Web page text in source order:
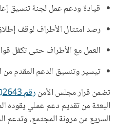
قيادة ودعم عمل لجنة تنسيق
رصد امتثال الأطراف لوقف
العمل مع الأطراف حتى تكفل
تيسير وتنسيق الدعم المقدم من
تضمن قرار مجلس الأمنرقم 2643
البعثة من تقديم دعم عملي يقوده
السريع من مرونة المجتمع، وتدعم